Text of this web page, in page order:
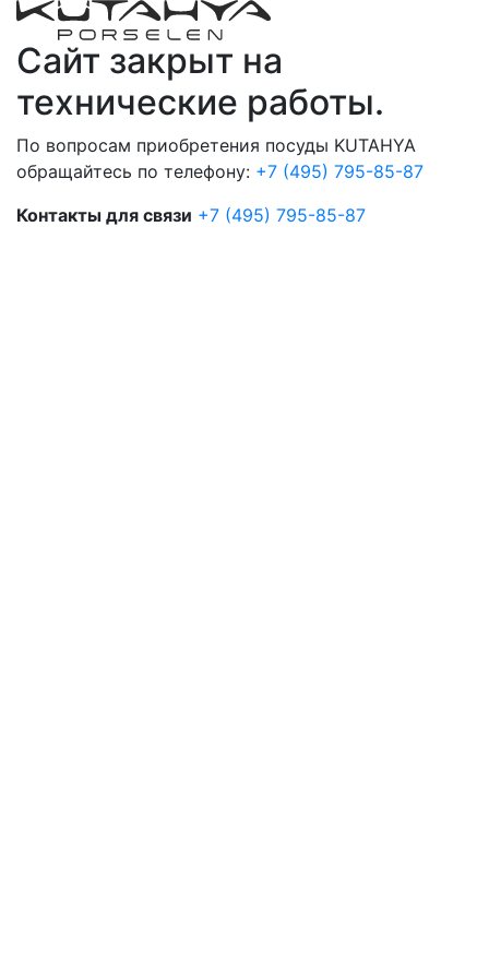
Сайт закрыт на
технические работы.
По вопросам приобретения посуды KUTAHYA
обращайтесь по телефону: +7 (495) 795-85-87
Контакты для связи +7 (495) 795-85-87